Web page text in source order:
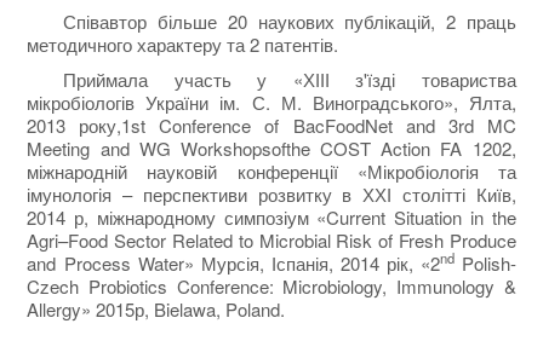
Співавтор більше 20 наукових публікацій, 2 праць
методичного характеру та 2 патентів.
Приймала участь у «ХІІІ з'їзді товариства
мікробіологів України ім. С. М. Виноградського», Ялта,
2013 року,1st Conference of BacFoodNet and 3rd MC
Meeting and WG Workshopsofthe COST Action FA 1202,
міжнародній науковій конференції «Мікробіологія та
імунологія – перспективи розвитку в ХХІ столітті Київ,
2014 р, міжнародному симпозіум «Current Situation in the
Agri–Food Sector Related to Microbial Risk of Fresh Produce
and Process Water» Мурсія, Іспанія, 2014 рік, «2nd Polish-
Czech Probiotics Conference: Microbiology, Immunology &
Allergy» 2015р, Bielawa, Poland.